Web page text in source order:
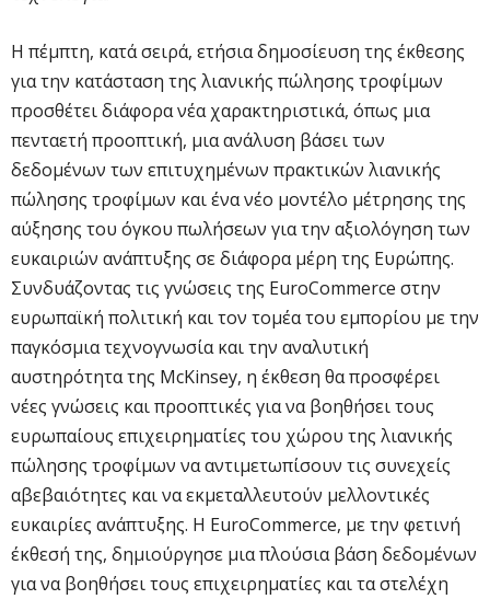
Η πέμπτη, κατά σειρά, ετήσια δημοσίευση της έκθεσης
για την κατάσταση της λιανικής πώλησης τροφίμων
προσθέτει διάφορα νέα χαρακτηριστικά, όπως μια
πενταετή προοπτική, μια ανάλυση βάσει των
δεδομένων των επιτυχημένων πρακτικών λιανικής
πώλησης τροφίμων και ένα νέο μοντέλο μέτρησης της
αύξησης του όγκου πωλήσεων για την αξιολόγηση των
ευκαιριών ανάπτυξης σε διάφορα μέρη της Ευρώπης.
Συνδυάζοντας τις γνώσεις της EuroCommerce στην
ευρωπαϊκή πολιτική και τον τομέα του εμπορίου με την
παγκόσμια τεχνογνωσία και την αναλυτική
αυστηρότητα της McKinsey, η έκθεση θα προσφέρει
νέες γνώσεις και προοπτικές για να βοηθήσει τους
ευρωπαίους επιχειρηματίες του χώρου της λιανικής
πώλησης τροφίμων να αντιμετωπίσουν τις συνεχείς
αβεβαιότητες και να εκμεταλλευτούν μελλοντικές
ευκαιρίες ανάπτυξης. Η EuroCommerce, με την φετινή
έκθεσή της, δημιούργησε μια πλούσια βάση δεδομένων
για να βοηθήσει τους επιχειρηματίες και τα στελέχη